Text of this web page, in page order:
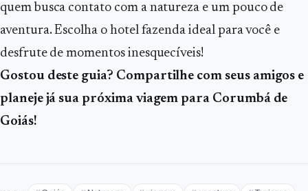
quem busca contato com a natureza e um pouco de
aventura. Escolha o hotel fazenda ideal para você e
desfrute de momentos inesquecíveis!
Gostou deste guia? Compartilhe com seus amigos e
planeje já sua próxima viagem para Corumbá de
Goiás!